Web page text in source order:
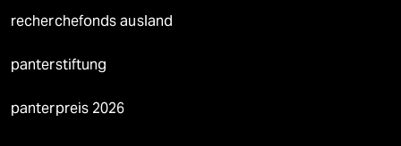
recherchefonds ausland
panterstiftung
panterpreis 2026